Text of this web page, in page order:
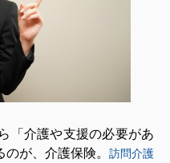
「介護や支援の必要があ
が、介護保険。 訪問介護